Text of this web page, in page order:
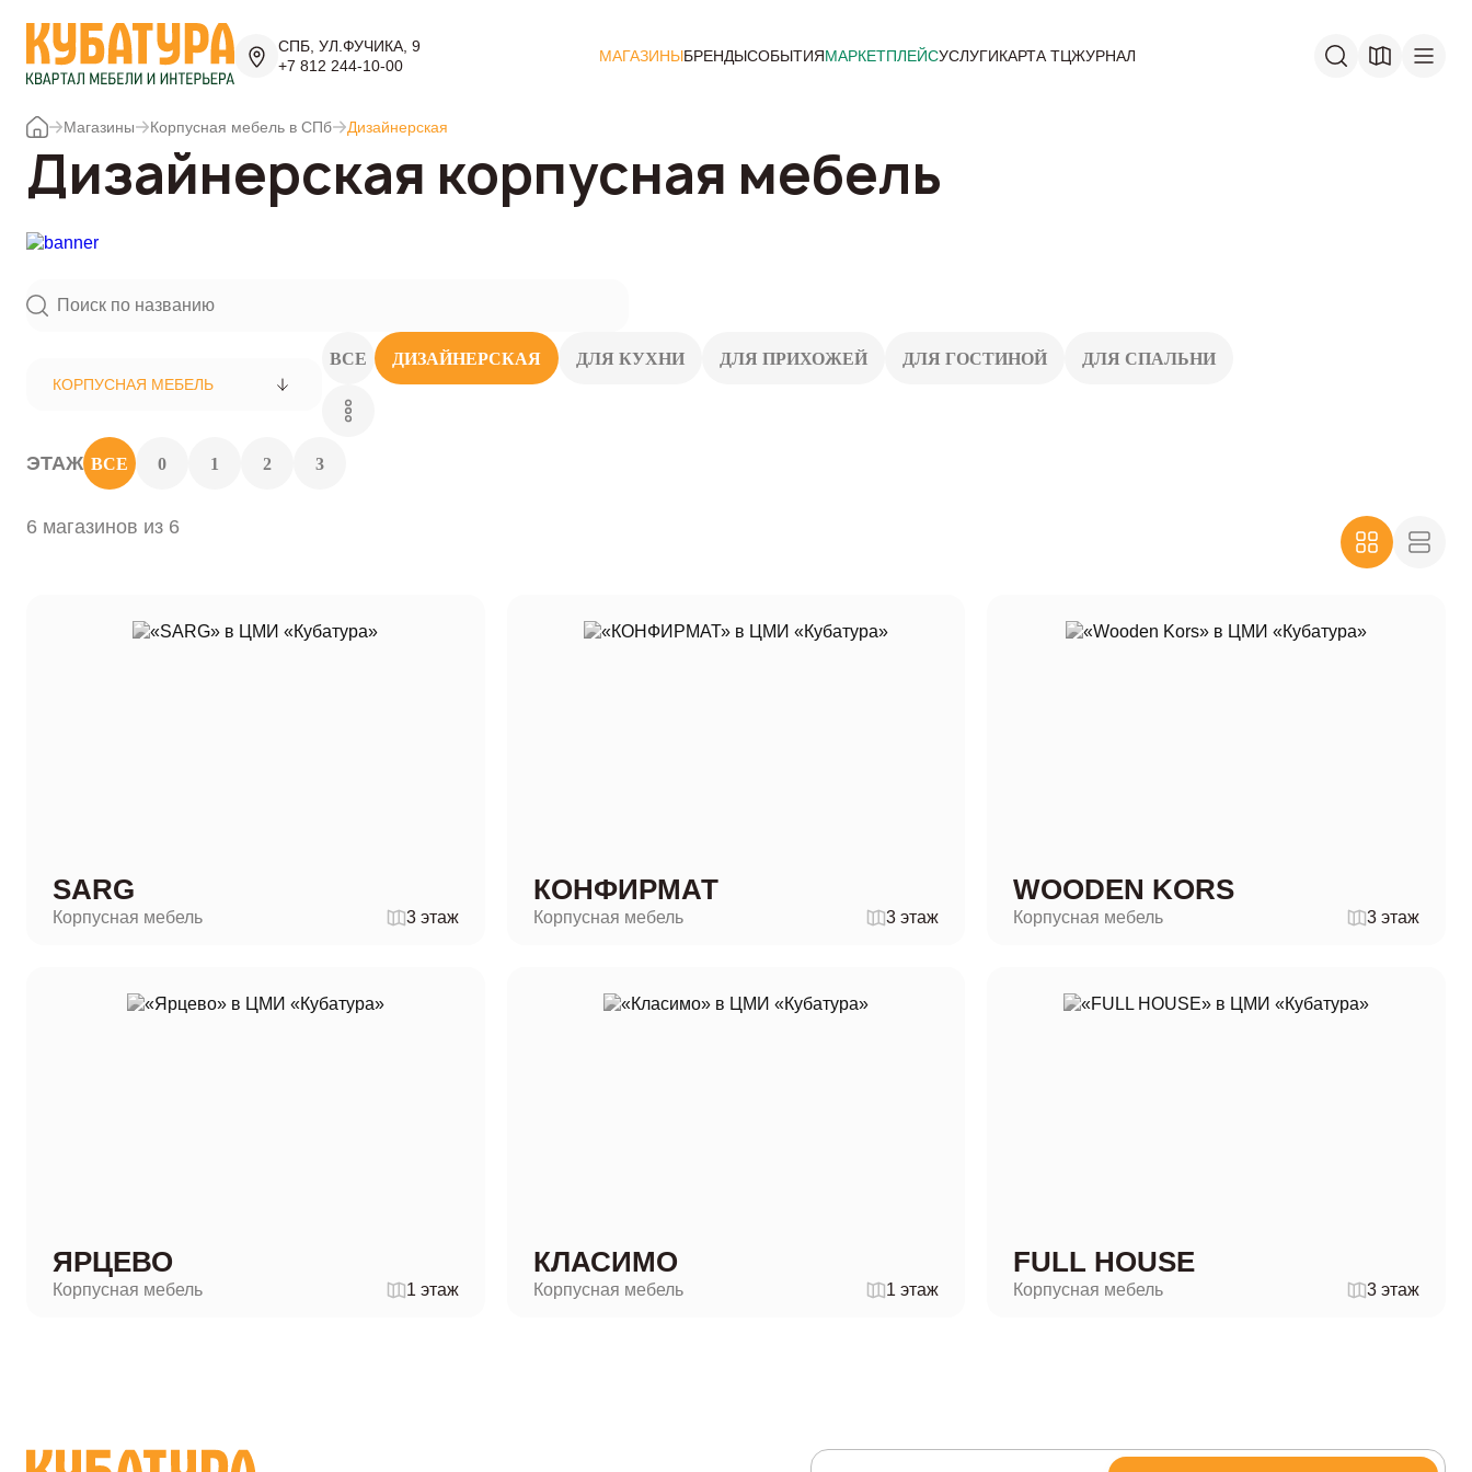
СПБ, УЛ.ФУЧИКА, 9
+7 812 244-10-00
МАГАЗИНЫБРЕНДЫСОБЫТИЯМАРКЕТПЛЕЙСУСЛУГИКАРТА ТЦЖУРНАЛ
Магазины Корпусная мебель в СПб Дизайнерская
Дизайнерская корпусная мебель
КОРПУСНАЯ МЕБЕЛЬ
ВСЕ ДИЗАЙНЕРСКАЯ ДЛЯ КУХНИ ДЛЯ ПРИХОЖЕЙ ДЛЯ ГОСТИНОЙ ДЛЯ СПАЛЬНИ
ЭТАЖ ВСЕ 0 1 2 3
6 магазинов из 6
SARG
Корпусная мебель 3 этаж
КОНФИРМАТ
Корпусная мебель 3 этаж
WOODEN KORS
Корпусная мебель 3 этаж
ЯРЦЕВО
Корпусная мебель 1 этаж
КЛАСИМО
Корпусная мебель 1 этаж
FULL HOUSE
Корпусная мебель 3 этаж